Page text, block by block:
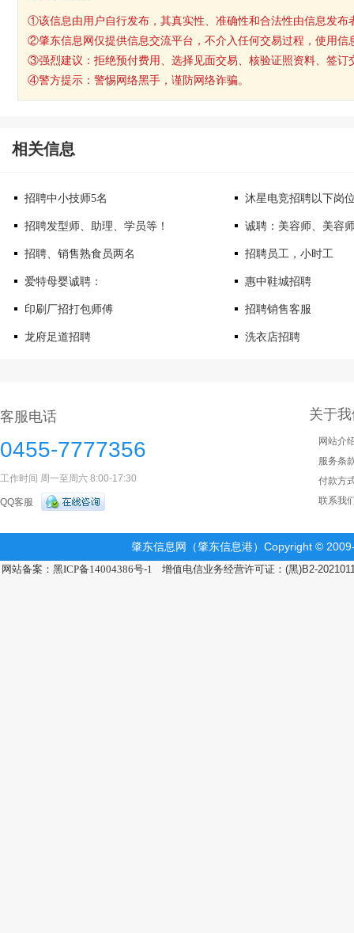
①该信息由用户自行发布，其真实性、准确性和合法性由信息发布
②肇东信息网仅提供信息交流平台，不介入任何交易过程，使用信
③强烈建议：拒绝预付费用、选择见面交易、核验证照资料、签订
④警方提示：警惕网络黑手，谨防网络诈骗。
相关信息
招聘中小技师5名 沐星电竞招聘以下岗
招聘发型师、助理、学员等！ 诚聘：美容师、美容
招聘、销售熟食员两名 招聘员工，小时工
爱特母婴诚聘： 惠中鞋城招聘
印刷厂招打包师傅 招聘销售客服
龙府足道招聘 洗衣店招聘
客服电话
0455-7777356
工作时间 周一至周六 8:00-17:30
QQ客服
关于
网站介
服务条
付款方
联系我
肇东信息网（肇东信息港）Copyright ©
网站备案：黑ICP备14004386号-1 增值电信业务经营许可证：(黑)B2-